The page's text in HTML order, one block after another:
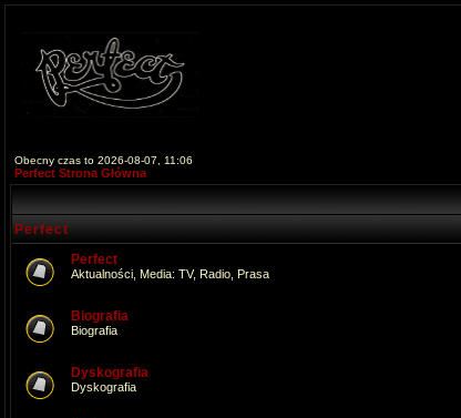
Obecny czas to 2026-08-07, 11:06
Perfect Strona Główna
Perfect
Perfect
Aktualności, Media: TV, Radio, Prasa
Biografia
Biografia
Dyskografia
Dyskografia